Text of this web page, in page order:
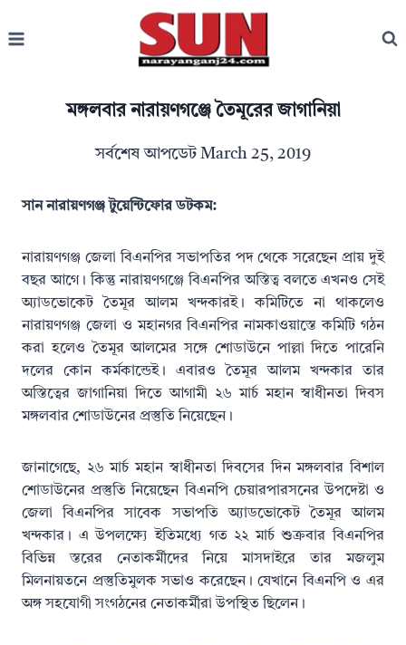
to
মঙ্গলবার নারায়ণগঞ্জে তৈমূরের জাগানিয়া
সর্বশেষ আপডেট March 25, 2019
সান নারায়ণগঞ্জ টুয়েন্টিফোর ডটকম:
নারায়ণগঞ্জ জেলা বিএনপির সভাপতির পদ থেকে সরেছেন প্রায় দুই
বছর আগে। কিন্তু নারায়ণগঞ্জে বিএনপির অস্তিত্ব বলতে এখনও সেই
অ্যাডভোকেট তৈমূর আলম খন্দকারই। কমিটিতে না থাকলেও
নারায়ণগঞ্জ জেলা ও মহানগর বিএনপির নামকাওয়াস্তে কমিটি গঠন
করা হলেও তৈমূর আলমের সঙ্গে শোডাউনে পাল্লা দিতে পারেনি
দলের কোন কর্মকান্ডেই। এবারও তৈমূর আলম খন্দকার তার
অস্তিত্বের জাগানিয়া দিতে আগামী ২৬ মার্চ মহান স্বাধীনতা দিবস
মঙ্গলবার শোডাউনের প্রস্তুতি নিয়েছেন।
জানাগেছে, ২৬ মার্চ মহান স্বাধীনতা দিবসের দিন মঙ্গলবার বিশাল
শোডাউনের প্রস্তুতি নিয়েছেন বিএনপি চেয়ারপারসনের উপদেষ্টা ও
জেলা বিএনপির সাবেক সভাপতি অ্যাডভোকেট তৈমূর আলম
খন্দকার। এ উপলক্ষ্যে ইতিমধ্যে গত ২২ মার্চ শুক্রবার বিএনপির
বিভিন্ন স্তরের নেতাকর্মীদের নিয়ে মাসদাইরে তার মজলুম
মিলনায়তনে প্রস্তুতিমুলক সভাও করেছেন। যেখানে বিএনপি ও এর
অঙ্গ সহযোগী সংগঠনের নেতাকর্মীরা উপস্থিত ছিলেন।